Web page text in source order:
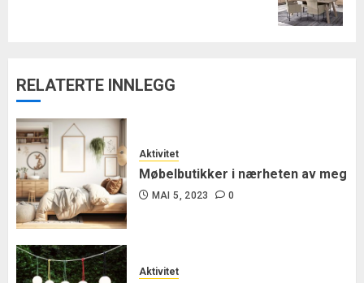
RELATERTE INNLEGG
Aktivitet
Møbelbutikker i nærheten av meg
MAI 5, 2023 0
Aktivitet